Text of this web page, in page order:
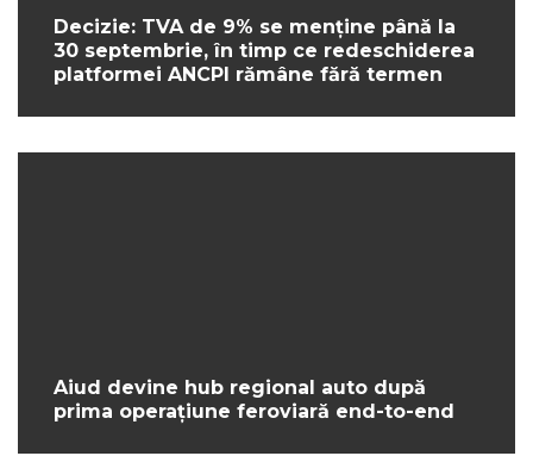
Decizie: TVA de 9% se menține până la
30 septembrie, în timp ce redeschiderea
platformei ANCPI rămâne fără termen
Aiud devine hub regional auto după
prima operațiune feroviară end-to-end